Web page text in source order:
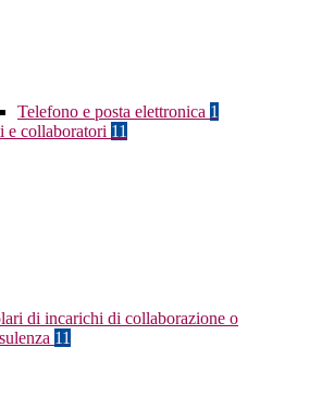
Telefono e posta elettronica 1
e collaboratori 11
di incarichi di collaborazione o
11